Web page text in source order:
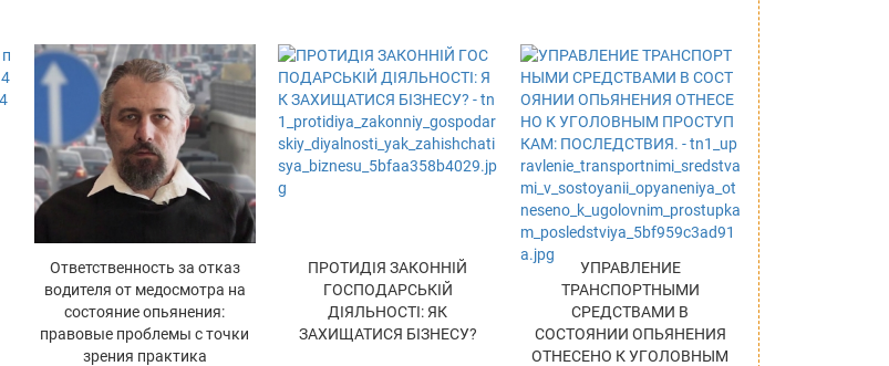
Ответственность за отказ
водителя от медосмотра на
состояние опьянения:
правовые проблемы с точки
зрения практика
ПРОТИДІЯ ЗАКОННІЙ
ГОСПОДАРСЬКІЙ
ДІЯЛЬНОСТІ: ЯК
ЗАХИЩАТИСЯ БІЗНЕСУ?
УПРАВЛЕНИЕ
ТРАНСПОРТНЫМИ
СРЕДСТВАМИ В
СОСТОЯНИИ ОПЬЯНЕНИЯ
ОТНЕСЕНО К УГОЛОВНЫМ